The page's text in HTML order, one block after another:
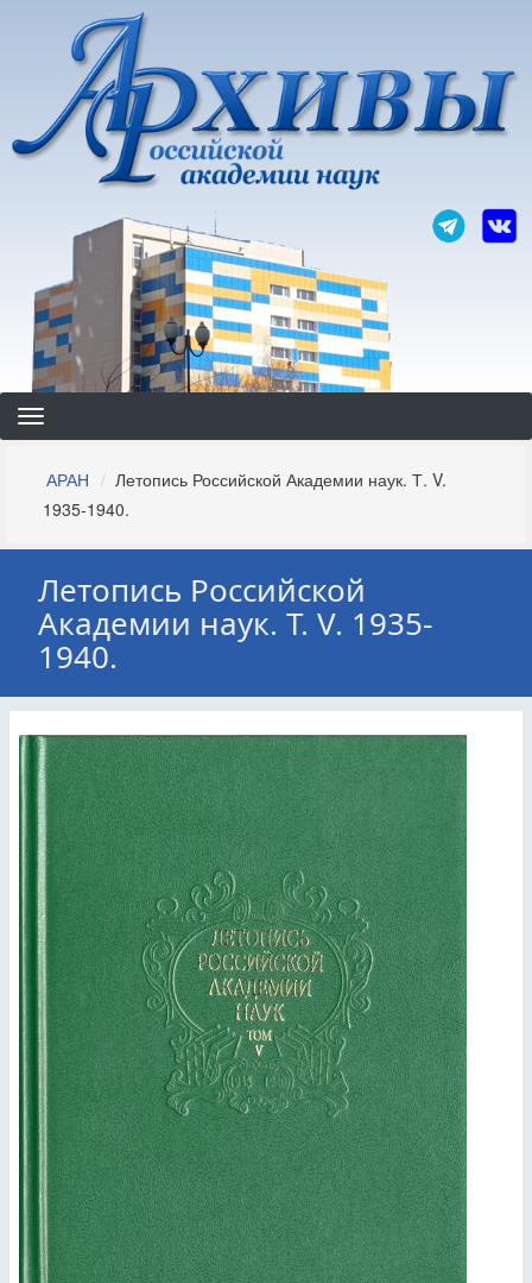
основному
содержанию
Строка
навигации
АРАН
Летопись Российской Академии наук. Т. V.
1935-1940.
Летопись Российской
Академии наук. Т. V. 1935-
1940.